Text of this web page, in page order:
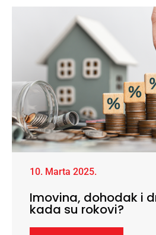
10. Marta 2025.
Imovina, dohodak i
kada su rokovi?